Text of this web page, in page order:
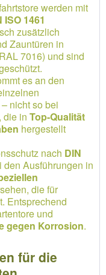
werden mit
ISO 1461
zusätzlich
Zauntüren in
7016) und sind
es an den
nicht so bei
die in Top-Qualität
hergestellt
nach DIN
den Ausführungen in
die für
Entsprechend
und
gegen Korrosion.
für die